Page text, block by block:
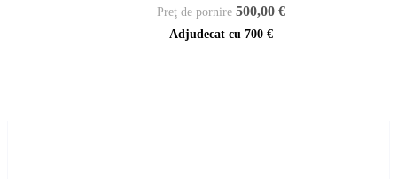
Preţ de pornire 500,00 €
Adjudecat cu 700 €